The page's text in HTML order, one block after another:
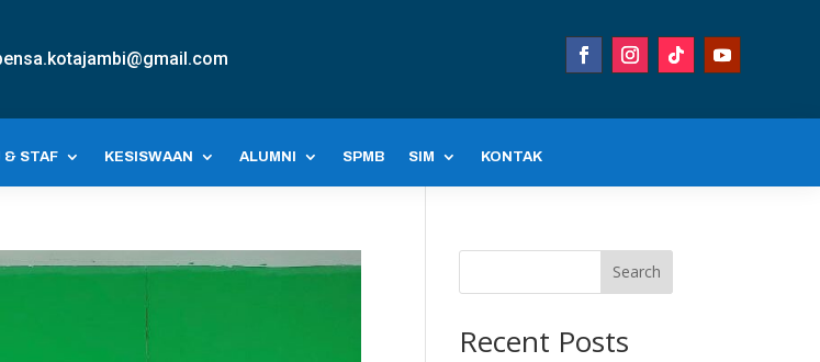
& STAF KESISWAAN ALUMNI SPMB SIM KONTAK
Search
Recent Posts